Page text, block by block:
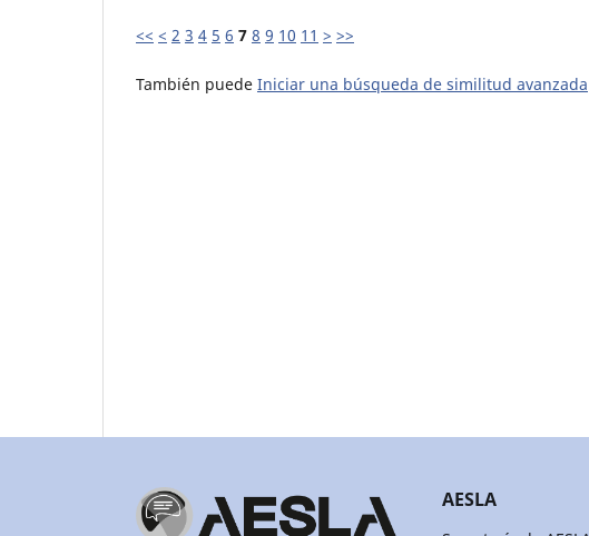
<< < 2 3 4 5 6 7 8 9 10 11 > >>
También puede Iniciar una búsqueda de similitud avanzada
AESLA